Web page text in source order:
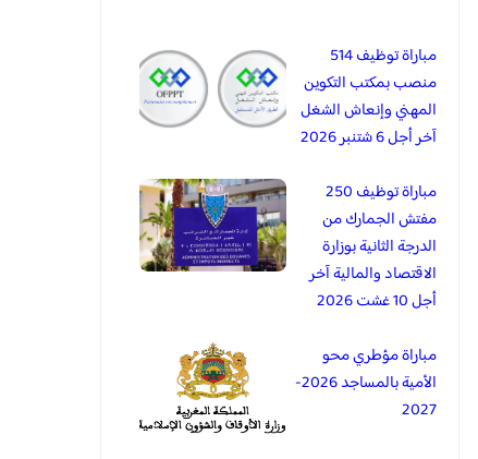
مباراة توظيف 514
منصب بمكتب التكوين
المهني وإنعاش الشغل
آخر أجل 6 شتنبر 2026
مباراة توظيف 250
مفتش الجمارك من
الدرجة الثانية بوزارة
الاقتصاد والمالية آخر
أجل 10 غشت 2026
مباراة مؤطري محو
الأمية بالمساجد 2026-
2027